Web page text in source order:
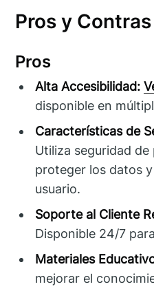
Pros y Contras
Pros
Alta Accesibilidad:
disponible en
Características de
Utiliza seguridad
proteger los datos
usuario.
Soporte al Cliente
Disponible 24/7
Materiales
mejorar el